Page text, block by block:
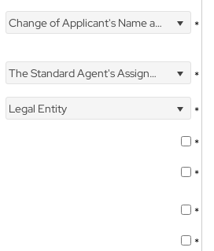
Change of Applicant's Name and Address *
The Standard Agent's Assignment
*
Legal Entity
*
*
*
*
*